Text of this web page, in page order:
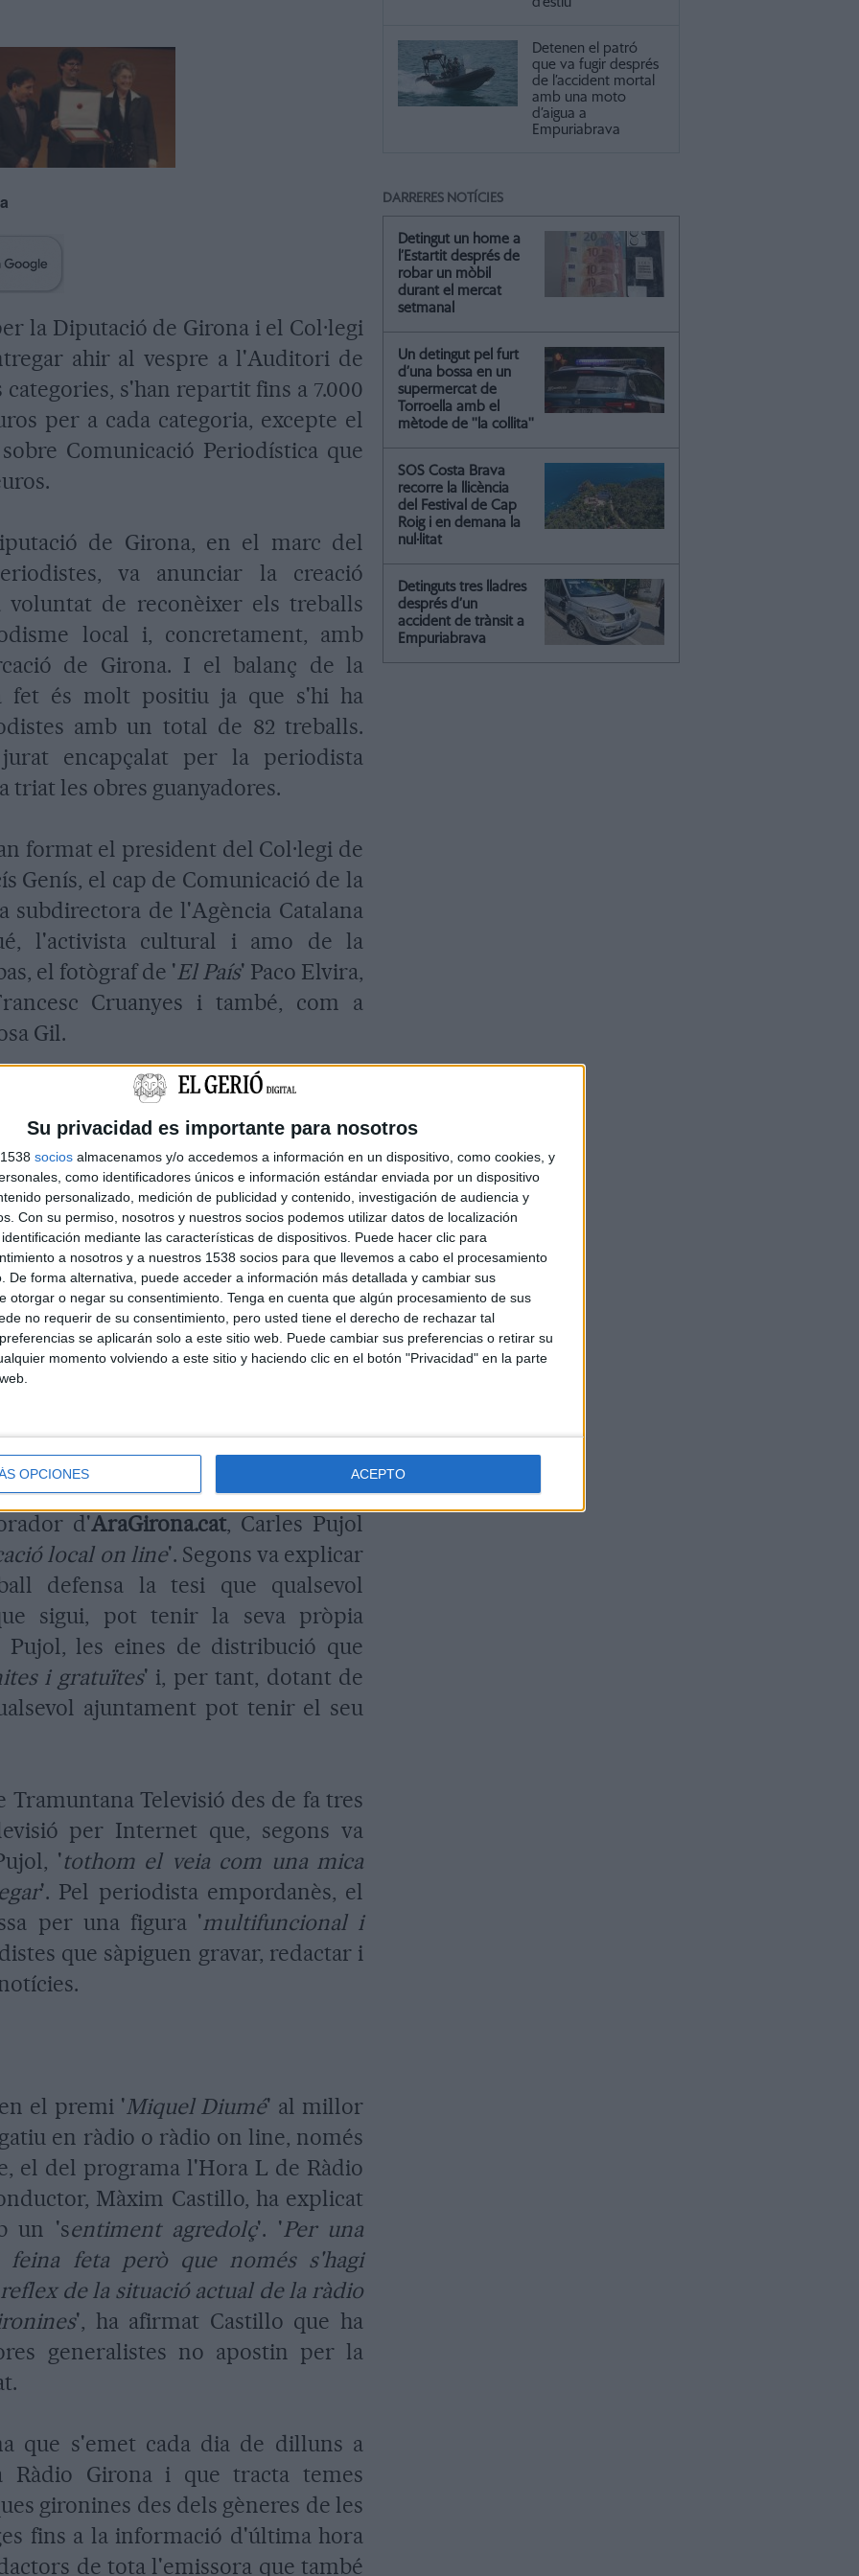
Su privacidad es importante para nosotros
socios almacenamos y/o accedemos a información en un dispositivo, como cookies, y
como identificadores únicos e información estándar enviada por un dispositivo
personalizado, medición de publicidad y contenido, investigación de audiencia y
Con su permiso, nosotros y nuestros socios podemos utilizar datos de localización
mediante las características de dispositivos. Puede hacer clic para
a nosotros y a nuestros 1538 socios para que llevemos a cabo el procesamiento
De forma alternativa, puede acceder a información más detallada y cambiar sus
otorgar o negar su consentimiento. Tenga en cuenta que algún procesamiento de sus
no requerir de su consentimiento, pero usted tiene el derecho de rechazar tal
se aplicarán solo a este sitio web. Puede cambiar sus preferencias o retirar su
momento volviendo a este sitio y haciendo clic en el botón "Privacidad" en la parte
OPCIONES ACEPTO
la Diputació de Girona i el Col·legi
ahir al vespre a l'Auditori de
categories, s'han repartit fins a 7.000
per a cada categoria, excepte el
Comunicació Periodística que
de Girona, en el marc del
va anunciar la creació
voluntat de reconèixer els treballs
local i, concretament, amb
de Girona. I el balanç de la
fet és molt positiu ja que s'hi ha
amb un total de 82 treballs.
encapçalat per la periodista
les obres guanyadores.
format el president del Col·legi de
Genís, el cap de Comunicació de la
subdirectora de l'Agència Catalana
l'activista cultural i amo de la
el fotògraf de 'El País' Paco Elvira,
Cruanyes i també, com a
Gil.
remarcar la dificultat a l'hora de
perquè provenen de mitjans
Per això, també han volgut
petits que 'han de fer servir la
de recursos. Per la seva banda,
Enric Vilert, va afirmar que
nascut per 'agrair la tasca dels
dels que penso que la informació
defensat Vilert.
Periodística
econòmica, 2.000 euros, és en la
sobre Comunicació Periodística
d'AraGirona.cat, Carles Pujol
local on line'. Segons va explicar
defensa la tesi que qualsevol
sigui, pot tenir la seva pròpia
Pujol, les eines de distribució que
i gratuïtes' i, per tant, dotant de
ajuntament pot tenir el seu
Tramuntana Televisió des de fa tres
per Internet que, segons va
'tothom el veia com una mica
'. Pel periodista empordanès, el
per una figura 'multifuncional i
que sàpiguen gravar, redactar i
el premi 'Miquel Diumé' al millor
en ràdio o ràdio on line, només
el del programa l'Hora L de Ràdio
Màxim Castillo, ha explicat
un 'sentiment agredolç'. 'Per una
feina feta però que només s'hagi
de la situació actual de la ràdio
', ha afirmat Castillo que ha
generalistes no apostin per la
que s'emet cada dia de dilluns a
Ràdio Girona i que tracta temes
gironines des dels gèneres de les
fins a la informació d'última hora
de tota l'emissora que també
Detenen el patró
que va fugir després
de l’accident mortal
amb una moto
d’aigua a
Empuriabrava
DARRERES NOTÍCIES
Detingut un home a
l’Estartit després de
robar un mòbil
durant el mercat
setmanal
Un detingut pel furt
d’una bossa en un
supermercat de
Torroella amb el
mètode de ''la collita''
SOS Costa Brava
recorre la llicència
del Festival de Cap
Roig i en demana la
nul·litat
Detinguts tres lladres
després d’un
accident de trànsit a
Empuriabrava